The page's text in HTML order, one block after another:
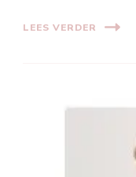
LEES VERDER